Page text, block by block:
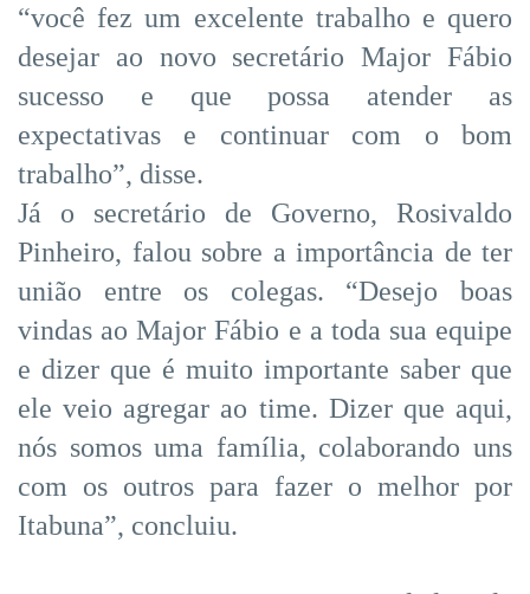
“você fez um excelente trabalho e quero
desejar ao novo secretário Major Fábio
sucesso e que possa atender as
expectativas e continuar com o bom
trabalho”, disse.
Já o secretário de Governo, Rosivaldo
Pinheiro, falou sobre a importância de ter
união entre os colegas. “Desejo boas
vindas ao Major Fábio e a toda sua equipe
e dizer que é muito importante saber que
ele veio agregar ao time. Dizer que aqui,
nós somos uma família, colaborando uns
com os outros para fazer o melhor por
Itabuna”, concluiu.